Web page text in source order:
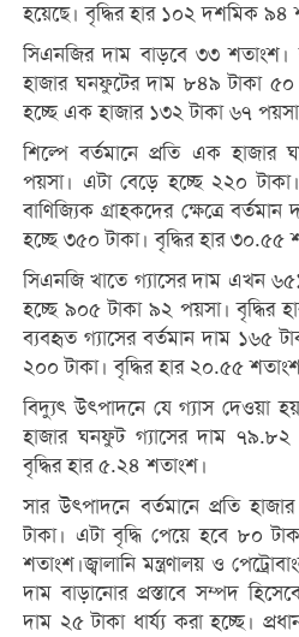
হয়েছে। বৃদ্ধির হার ১০২ দশমিক ৯৪
সিএনজির দাম বাড়বে ৩৩ শতাংশ।
হাজার ঘনফুটের দাম ৮৪৯ টাকা ৫০
হচ্ছে এক হাজার ১৩২ টাকা ৬৭
শিল্পে বর্তমানে প্রতি এক
পয়সা। এটা বেড়ে হচ্ছে ২২০
বাণিজ্যিক গ্রাহকদের ক্ষেত্রে
হচ্ছে ৩৫০ টাকা। বৃদ্ধির হার ৩০.৫৫
সিএনজি খাতে গ্যাসের দাম এখন
হচ্ছে ৯০৫ টাকা ৯২ পয়সা। বৃদ্ধির
ব্যবহৃত গ্যাসের বর্তমান দাম ১৬৫
২০০ টাকা। বৃদ্ধির হার ২০.৫৫
বিদ্যুৎ উৎপাদনে যে গ্যাস দেওয়া
হাজার ঘনফুট গ্যাসের দাম ৭৯.৮২
বৃদ্ধির হার ৫.২৪ শতাংশ।
সার উৎপাদনে বর্তমানে প্রতি
টাকা। এটা বৃদ্ধি পেয়ে হবে ৮০
শতাংশ।জ্বালানি মন্ত্রণালয় ও
দাম বাড়ানোর প্রস্তাবে সম্পদ
দাম ২৫ টাকা ধার্য্য করা হচ্ছে।